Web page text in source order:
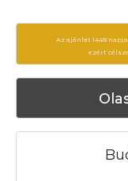
Az ajánlat 1448
ezért